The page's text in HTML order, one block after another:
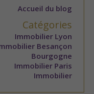
Accueil du blog
Catégories
Immobilier Lyon
Besançon
Bourgogne
Immobilier Paris
Immobilier